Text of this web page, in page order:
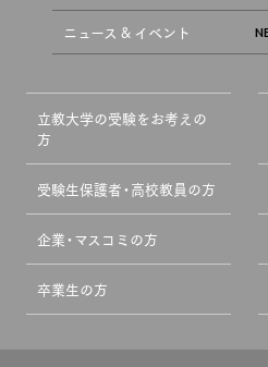
ニュース & イベント
立教大学の受験をお考えの
方
受験生保護者・高校教員の方
企業・マスコミの方
卒業生の方